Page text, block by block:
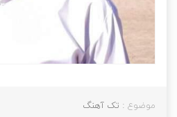
موضوع : تک آهنگ